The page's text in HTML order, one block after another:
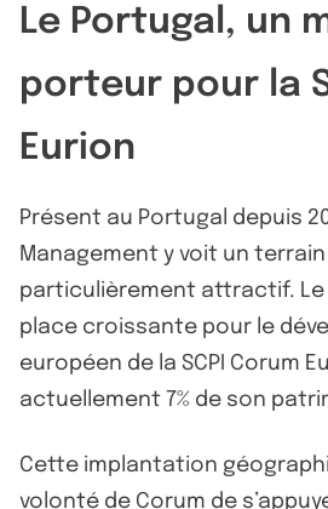
Le Portugal, un
porteur pour la
Eurion
Présent au Portugal depuis
Management y voit un
particulièrement attractif. Le
place croissante pour le
européen de la SCPI Corum
actuellement 7% de son
Cette implantation
volonté de Corum de